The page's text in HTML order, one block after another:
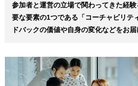
参加者と運営の立場で関わってきた経
要な要素の1つである「コーチャビリテ
ドバックの価値や自身の変化などをお届